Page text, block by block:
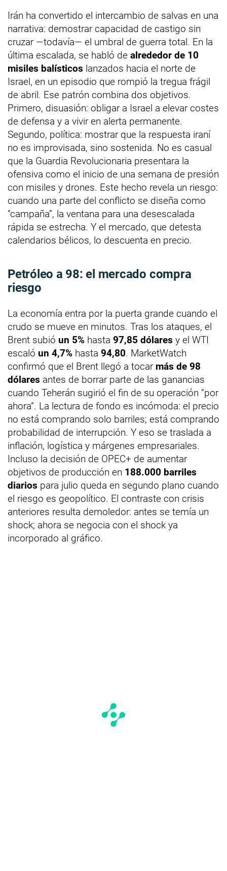
Irán ha convertido el intercambio de salvas en una
narrativa: demostrar capacidad de castigo sin
cruzar —todavía— el umbral de guerra total. En la
última escalada, se habló de alrededor de 10
misiles balísticos lanzados hacia el norte de
Israel, en un episodio que rompió la tregua frágil
de abril. Ese patrón combina dos objetivos.
Primero, disuasión: obligar a Israel a elevar costes
de defensa y a vivir en alerta permanente.
Segundo, política: mostrar que la respuesta iraní
no es improvisada, sino sostenida. No es casual
que la Guardia Revolucionaria presentara la
ofensiva como el inicio de una semana de presión
con misiles y drones. Este hecho revela un riesgo:
cuando una parte del conflicto se diseña como
“campaña”, la ventana para una desescalada
rápida se estrecha. Y el mercado, que detesta
calendarios bélicos, lo descuenta en precio.
Petróleo a 98: el mercado compra
riesgo
La economía entra por la puerta grande cuando el
crudo se mueve en minutos. Tras los ataques, el
Brent subió un 5% hasta 97,85 dólares y el WTI
escaló un 4,7% hasta 94,80. MarketWatch
confirmó que el Brent llegó a tocar más de 98
dólares antes de borrar parte de las ganancias
cuando Teherán sugirió el fin de su operación “por
ahora”. La lectura de fondo es incómoda: el precio
no está comprando solo barriles; está comprando
probabilidad de interrupción. Y eso se traslada a
inflación, logística y márgenes empresariales.
Incluso la decisión de OPEC+ de aumentar
objetivos de producción en 188.000 barriles
diarios para julio queda en segundo plano cuando
el riesgo es geopolítico. El contraste con crisis
anteriores resulta demoledor: antes se temía un
shock; ahora se negocia con el shock ya
incorporado al gráfico.